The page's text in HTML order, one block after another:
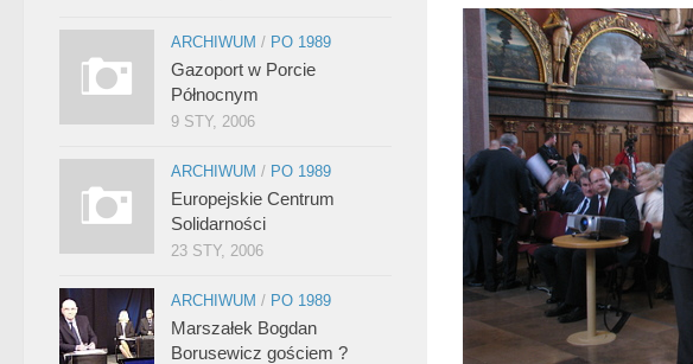
ARCHIWUM / PO 1989
Gazoport w Porcie
Północnym
9 STY, 2006
ARCHIWUM / PO 1989
Europejskie Centrum
Solidarności
23 STY, 2006
ARCHIWUM / PO 1989
Marszałek Bogdan
Borusewicz gościem ?